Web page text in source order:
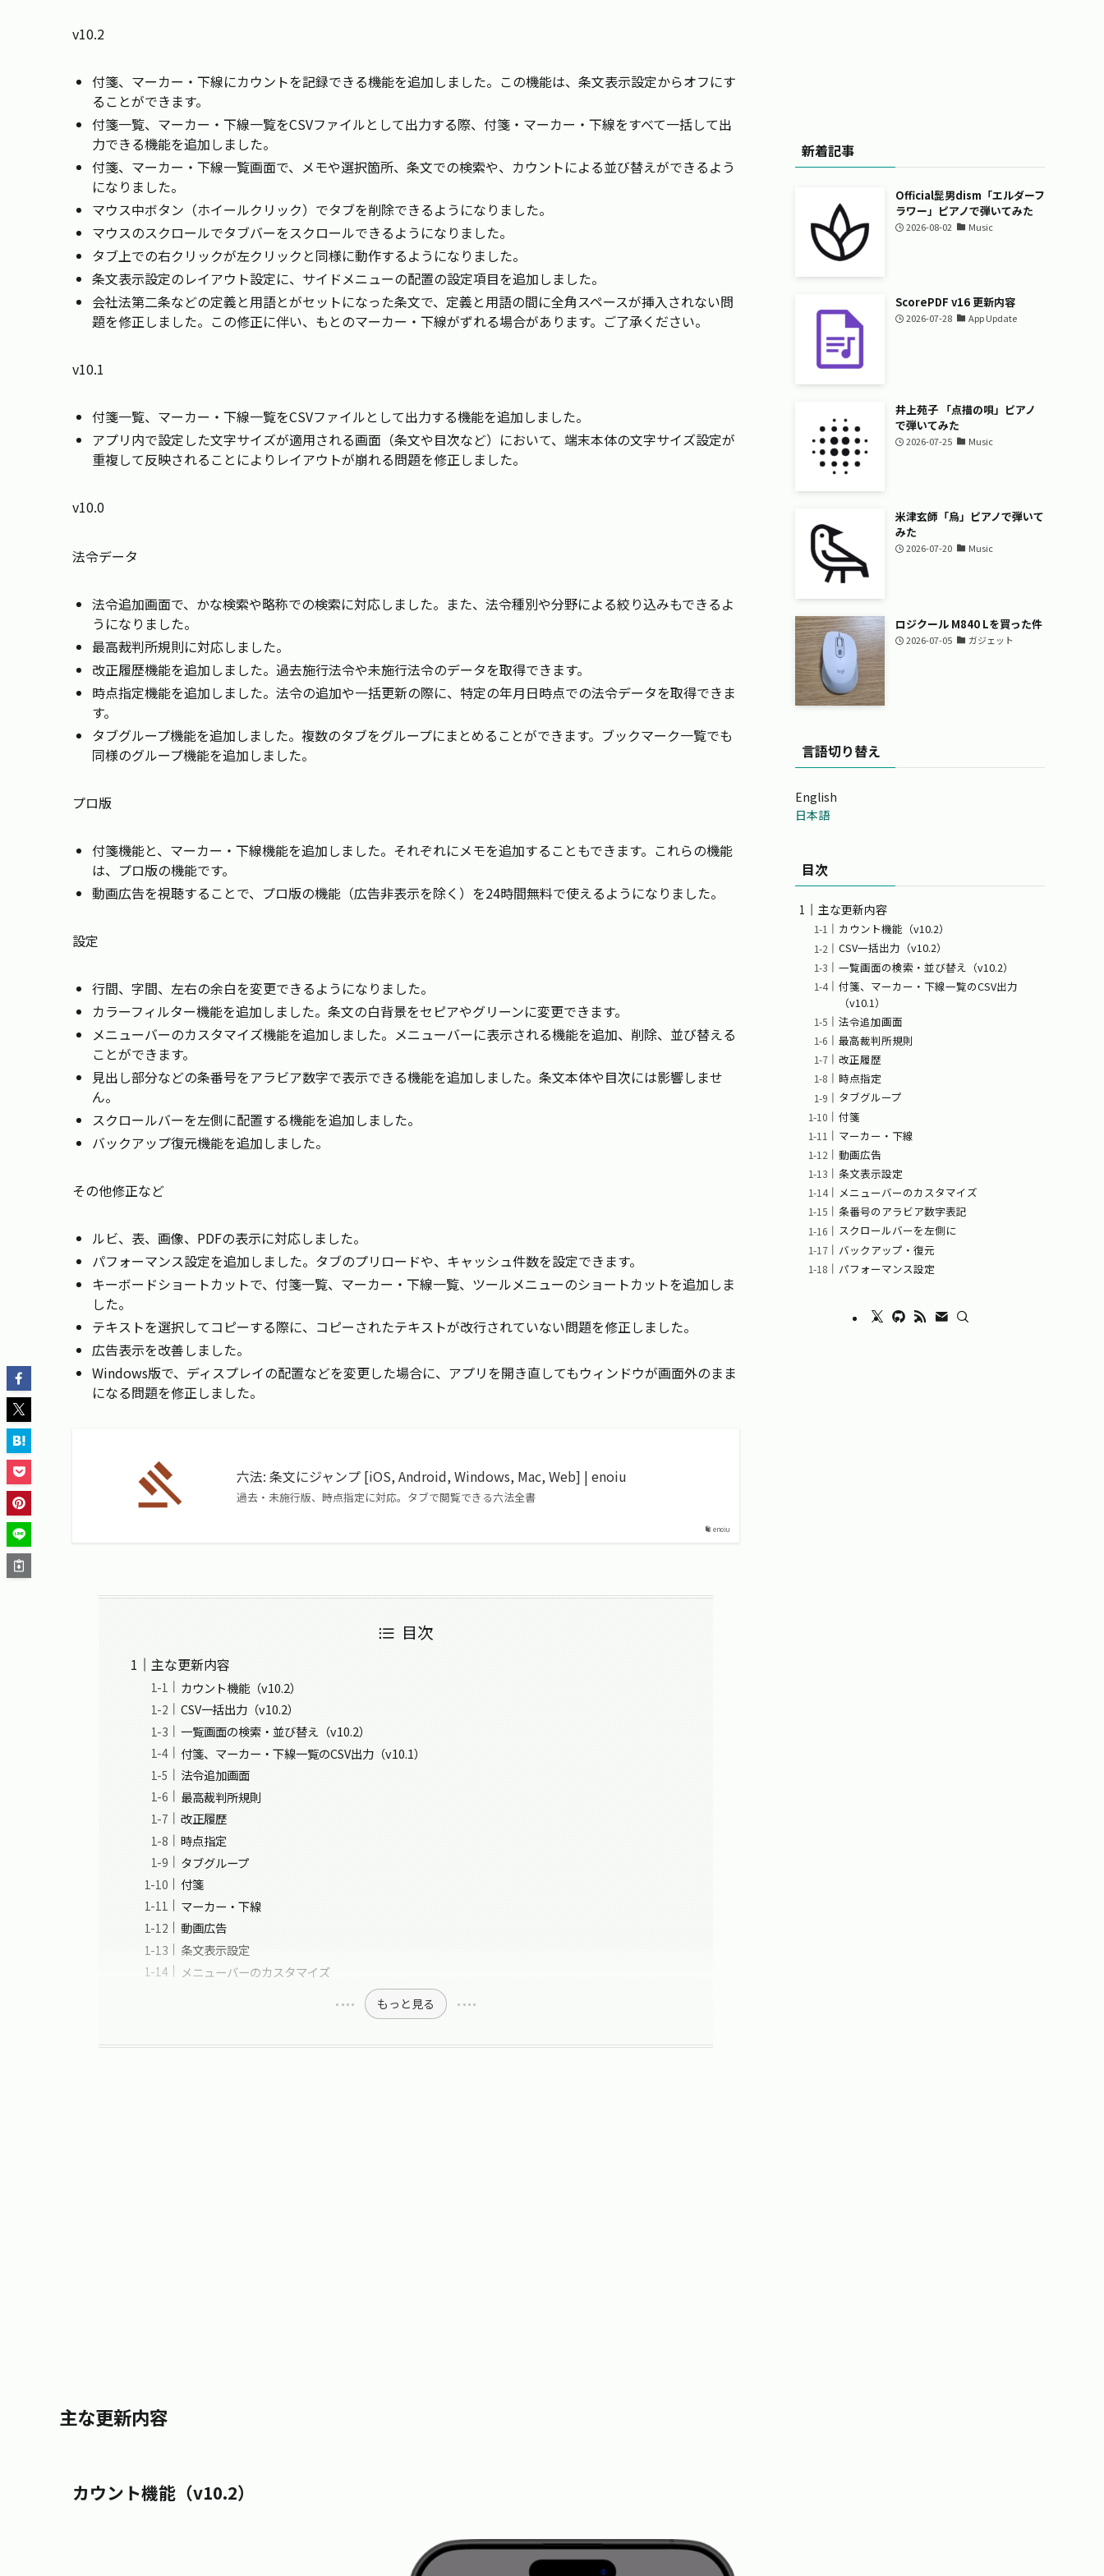
v10.2
付箋、マーカー・下線にカウントを記録できる機能を追加しました。この機能は、条文表示設定からオフにす
ることができます。
付箋一覧、マーカー・下線一覧をCSVファイルとして出力する際、付箋・マーカー・下線をすべて一括して出
力できる機能を追加しました。
付箋、マーカー・下線一覧画面で、メモや選択箇所、条文での検索や、カウントによる並び替えができるよう
になりました。
マウス中ボタン（ホイールクリック）でタブを削除できるようになりました。
マウスのスクロールでタブバーをスクロールできるようになりました。
タブ上での右クリックが左クリックと同様に動作するようになりました。
条文表示設定のレイアウト設定に、サイドメニューの配置の設定項目を追加しました。
会社法第二条などの定義と用語とがセットになった条文で、定義と用語の間に全角スペースが挿入されない問
題を修正しました。この修正に伴い、もとのマーカー・下線がずれる場合があります。ご了承ください。
v10.1
付箋一覧、マーカー・下線一覧をCSVファイルとして出力する機能を追加しました。
アプリ内で設定した文字サイズが適用される画面（条文や目次など）において、端末本体の文字サイズ設定が
重複して反映されることによりレイアウトが崩れる問題を修正しました。
v10.0
法令データ
法令追加画面で、かな検索や略称での検索に対応しました。また、法令種別や分野による絞り込みもできるよ
うになりました。
最高裁判所規則に対応しました。
改正履歴機能を追加しました。過去施行法令や未施行法令のデータを取得できます。
時点指定機能を追加しました。法令の追加や一括更新の際に、特定の年月日時点での法令データを取得できま
す。
タブグループ機能を追加しました。複数のタブをグループにまとめることができます。ブックマーク一覧でも
同様のグループ機能を追加しました。
プロ版
付箋機能と、マーカー・下線機能を追加しました。それぞれにメモを追加することもできます。これらの機能
は、プロ版の機能です。
動画広告を視聴することで、プロ版の機能（広告非表示を除く）を24時間無料で使えるようになりました。
設定
行間、字間、左右の余白を変更できるようになりました。
カラーフィルター機能を追加しました。条文の白背景をセピアやグリーンに変更できます。
メニューバーのカスタマイズ機能を追加しました。メニューバーに表示される機能を追加、削除、並び替える
ことができます。
見出し部分などの条番号をアラビア数字で表示できる機能を追加しました。条文本体や目次には影響しませ
ん。
スクロールバーを左側に配置する機能を追加しました。
バックアップ復元機能を追加しました。
その他修正など
ルビ、表、画像、PDFの表示に対応しました。
パフォーマンス設定を追加しました。タブのプリロードや、キャッシュ件数を設定できます。
キーボードショートカットで、付箋一覧、マーカー・下線一覧、ツールメニューのショートカットを追加しま
した。
テキストを選択してコピーする際に、コピーされたテキストが改行されていない問題を修正しました。
広告表示を改善しました。
Windows版で、ディスプレイの配置などを変更した場合に、アプリを開き直してもウィンドウが画面外のまま
になる問題を修正しました。
enoiu
六法: 条文にジャンプ [iOS, Android, Windows, Mac, Web] | enoiu
過去・未施行版、時点指定に対応。タブで閲覧できる六法全書
目次
主な更新内容
カウント機能（v10.2）
CSV一括出力（v10.2）
一覧画面の検索・並び替え（v10.2）
付箋、マーカー・下線一覧のCSV出力（v10.1）
法令追加画面
最高裁判所規則
改正履歴
時点指定
タブグループ
付箋
マーカー・下線
動画広告
条文表示設定
メニューバーのカスタマイズ
もっと見る
主な更新内容
カウント機能（v10.2）
新着記事
Official髭男dism「エルダーフ
ラワー」ピアノで弾いてみた
2026-08-02 Music
ScorePDF v16 更新内容
2026-07-28 App Update
井上苑子 「点描の唄」ピアノ
で弾いてみた
2026-07-25 Music
米津玄師「烏」ピアノで弾いて
みた
2026-07-20 Music
ロジクール M840 Lを買った件
2026-07-05 ガジェット
言語切り替え
English
日本語
目次
主な更新内容
カウント機能（v10.2）
CSV一括出力（v10.2）
一覧画面の検索・並び替え（v10.2）
付箋、マーカー・下線一覧のCSV出力
（v10.1）
法令追加画面
最高裁判所規則
改正履歴
時点指定
タブグループ
付箋
マーカー・下線
動画広告
条文表示設定
メニューバーのカスタマイズ
条番号のアラビア数字表記
スクロールバーを左側に
バックアップ・復元
パフォーマンス設定